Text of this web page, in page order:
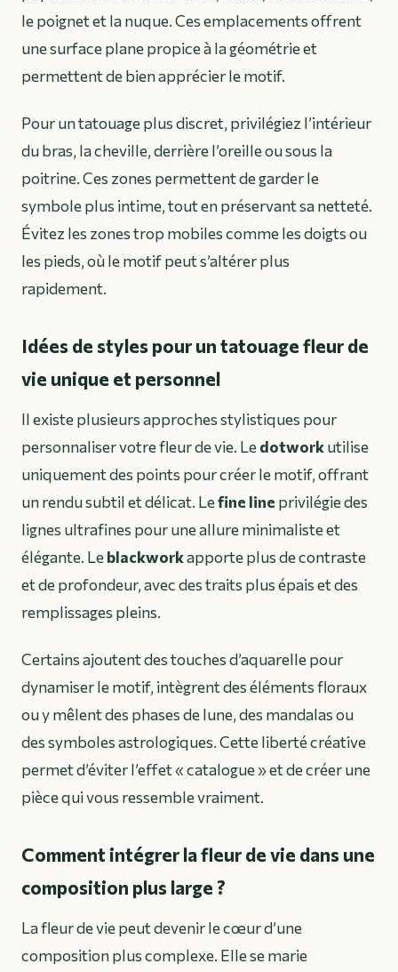
le poignet et la nuque. Ces emplacements offrent
une surface plane propice à la géométrie et
permettent de bien apprécier le motif.
Pour un tatouage plus discret, privilégiez l’intérieur
du bras, la cheville, derrière l’oreille ou sous la
poitrine. Ces zones permettent de garder le
symbole plus intime, tout en préservant sa netteté.
Évitez les zones trop mobiles comme les doigts ou
les pieds, où le motif peut s’altérer plus
rapidement.
Idées de styles pour un tatouage fleur de
vie unique et personnel
Il existe plusieurs approches stylistiques pour
personnaliser votre fleur de vie. Ledotworkutilise
uniquement des points pour créer le motif, offrant
un rendu subtil et délicat. Lefine line privilégie des
lignes ultrafines pour une allure minimaliste et
élégante. Leblackworkapporte plus de contraste
et de profondeur, avec des traits plus épais et des
remplissages pleins.
Certains ajoutent des touches d’aquarelle pour
dynamiser le motif, intègrent des éléments floraux
ou y mêlent des phases de lune, des mandalas ou
des symboles astrologiques. Cette liberté créative
permet d’éviter l’effet « catalogue » et de créer une
pièce qui vous ressemble vraiment.
Comment intégrer la fleur de vie dans une
composition plus large ?
La fleur de vie peut devenir le cœur d’une
composition plus complexe. Elle se marie